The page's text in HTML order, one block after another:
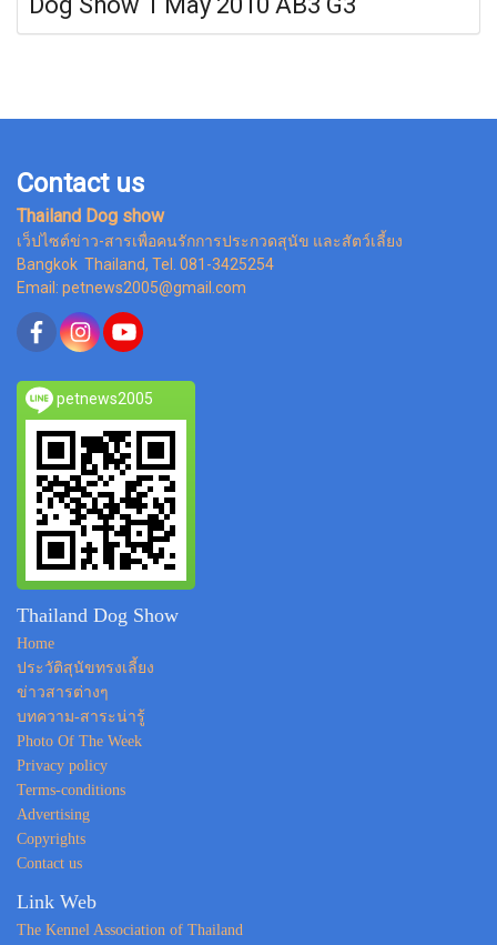
Contact us
Thailand Dog show
เว็ปไซต์ข่าว-สารเพื่อคนรักการประกวดสุนัข และสัตว์เลี้ยง
Bangkok Thailand, Tel. 081-3425254
Email: petnews2005@gmail.com
petnews2005
Thailand Dog Show
Home
ประวัติสุนัขทรงเลี้ยง
ข่าวสารต่างๆ
บทความ-สาระน่ารู้
Photo Of The Week
Privacy policy
Terms-conditions
Advertising
Copyrights
Contact us
Link Web
The Kennel Association of Thailand